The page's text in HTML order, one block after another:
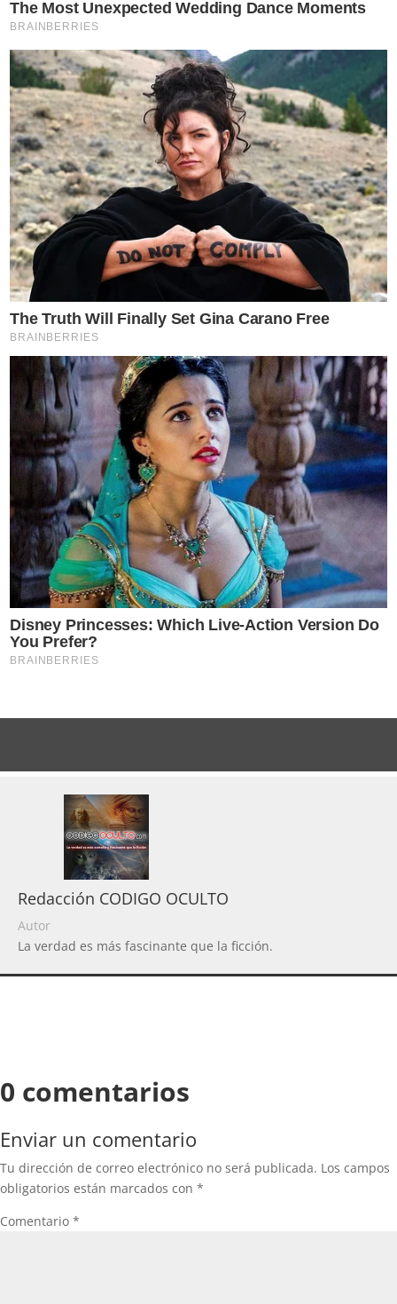
Redacción CODIGO OCULTO
Autor
La verdad es más fascinante que la ficción.
0 comentarios
Enviar un comentario
Tu dirección de correo electrónico no será publicada. Los campos
obligatorios están marcados con *
Comentario *